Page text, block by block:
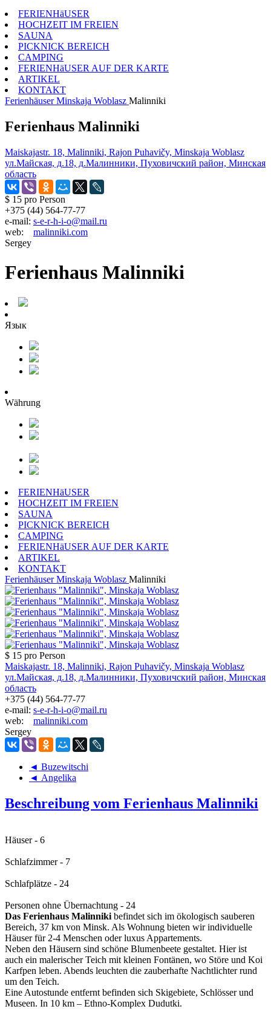
FERIENHäUSER
HOCHZEIT IM FREIEN
SAUNA
PICKNICK BEREICH
CAMPING
FERIENHäUSER AUF DER KARTE
ARTIKEL
KONTAKT
Ferienhäuser Minskaja Woblasz Malinniki
Ferienhaus Malinniki
Maiskajastr. 18, Malinniki, Rajon Puhavičy, Minskaja Woblasz
ул.Майская, д.18, д.Малинники, Пуховичский район, Минская
область
$ 15 pro Person
+375 (44) 564-77-77
e-mail: s-e-r-h-i-o@mail.ru
web: malinniki.com
Sergey
Ferienhaus Malinniki
Язык
Währung
FERIENHäUSER
HOCHZEIT IM FREIEN
SAUNA
PICKNICK BEREICH
CAMPING
FERIENHäUSER AUF DER KARTE
ARTIKEL
KONTAKT
Ferienhäuser Minskaja Woblasz Malinniki
$ 15 pro Person
Maiskajastr. 18, Malinniki, Rajon Puhavičy, Minskaja Woblasz
ул.Майская, д.18, д.Малинники, Пуховичский район, Минская
область
+375 (44) 564-77-77
e-mail: s-e-r-h-i-o@mail.ru
web: malinniki.com
Sergey
◄ Buzewitschi
◄ Angelika
Beschreibung vom Ferienhaus Malinniki
Häuser - 6
Schlafzimmer - 7
Schlafplätze - 24
Personen ohne Übernachtung - 24
Das Ferienhaus Malinniki befindet sich im ökologisch sauberen
Bereich, 37 km von Minsk. Als Wohnung bieten wir individuelle
Häuser für 2-4 Menschen oder luxus Appartements.
Neben den Häusern sind schöne Blumenbeete gestaltet. Hier ist
auch ein malerischer Teich mit kleinen Fontänen, wo Störe und Koi
Karfpen leben. Abends leuchten die zauberhafte Nachtlichter rund
um den Teich.
Eine Autostunde entfernt befinden sich Skigebiete, Schlösser und
Museen. In 10 km – Ethno-Komplex Dudutki.